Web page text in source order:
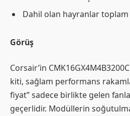
Dahil olan hayranlar
Görüş
Corsair’in
kiti, sağlam performans
fiyat” sadece birlikte gelen
geçerlidir. Modüllerin